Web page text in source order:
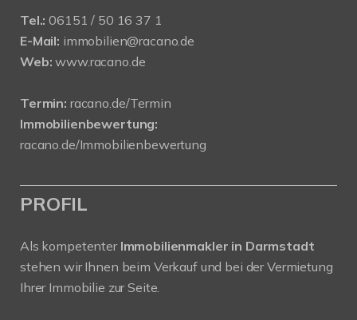
Tel.: 06151 / 50 16 37 1
E-Mail: immobilien@racano.de
Web: www.racano.de
Termin: racano.de/Termin
Immobilienbewertung:
racano.de/Immobilienbewertung
PROFIL
Als kompetenter Immobilienmakler in Darmstadt
stehen wir Ihnen beim Verkauf und bei der Vermietung
Ihrer Immobilie zur Seite.